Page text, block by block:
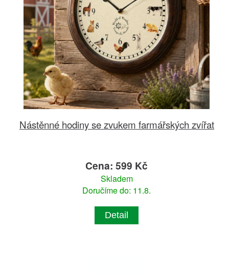
Nástěnné hodiny se zvukem farmářských zvířat
Cena: 599 Kč
Skladem
Doručíme do: 11.8.
Detail